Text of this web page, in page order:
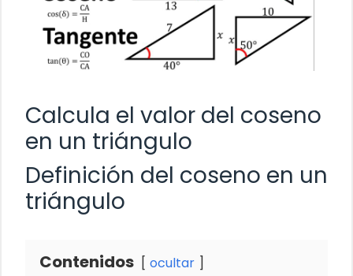
Calcula el valor del coseno
en un triángulo
Definición del coseno en un
triángulo
Contenidos ocultar